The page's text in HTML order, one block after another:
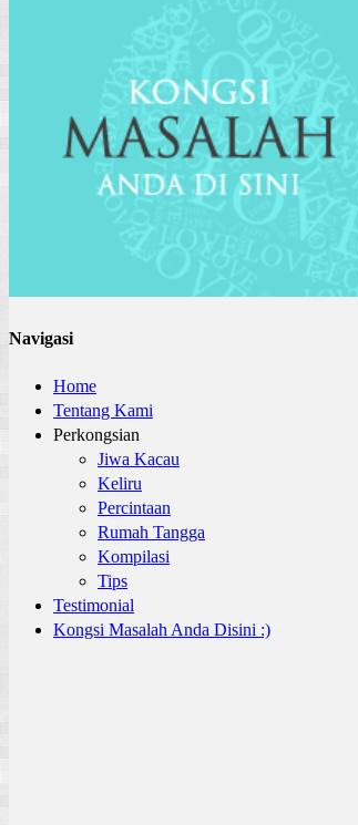
Navigasi
Home
Tentang Kami
Perkongsian
Jiwa Kacau
Keliru
Percintaan
Rumah Tangga
Kompilasi
Tips
Testimonial
Kongsi Masalah Anda Disini :)